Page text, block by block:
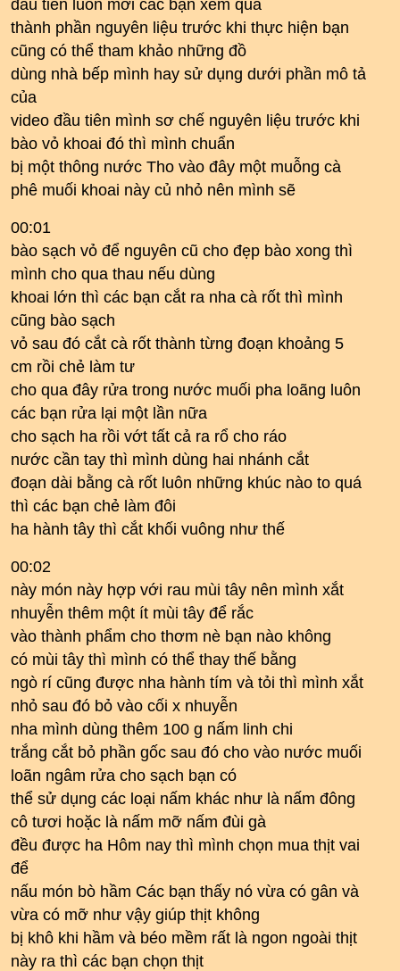
đầu tiên luôn mời các bạn xem qua
thành phần nguyên liệu trước khi thực hiện bạn
cũng có thể tham khảo những đồ
dùng nhà bếp mình hay sử dụng dưới phần mô tả
của
video đầu tiên mình sơ chế nguyên liệu trước khi
bào vỏ khoai đó thì mình chuẩn
bị một thông nước Tho vào đây một muỗng cà
phê muối khoai này củ nhỏ nên mình sẽ
00:01
bào sạch vỏ để nguyên cũ cho đẹp bào xong thì
mình cho qua thau nếu dùng
khoai lớn thì các bạn cắt ra nha cà rốt thì mình
cũng bào sạch
vỏ sau đó cắt cà rốt thành từng đoạn khoảng 5
cm rồi chẻ làm tư
cho qua đây rửa trong nước muối pha loãng luôn
các bạn rửa lại một lần nữa
cho sạch ha rồi vớt tất cả ra rổ cho ráo
nước cần tay thì mình dùng hai nhánh cắt
đoạn dài bằng cà rốt luôn những khúc nào to quá
thì các bạn chẻ làm đôi
ha hành tây thì cắt khối vuông như thế
00:02
này món này hợp với rau mùi tây nên mình xắt
nhuyễn thêm một ít mùi tây để rắc
vào thành phẩm cho thơm nè bạn nào không
có mùi tây thì mình có thể thay thế bằng
ngò rí cũng được nha hành tím và tỏi thì mình xắt
nhỏ sau đó bỏ vào cối x nhuyễn
nha mình dùng thêm 100 g nấm linh chi
trắng cắt bỏ phần gốc sau đó cho vào nước muối
loãn ngâm rửa cho sạch bạn có
thể sử dụng các loại nấm khác như là nấm đông
cô tươi hoặc là nấm mỡ nấm đùi gà
đều được ha Hôm nay thì mình chọn mua thịt vai
để
nấu món bò hầm Các bạn thấy nó vừa có gân và
vừa có mỡ như vậy giúp thịt không
bị khô khi hầm và béo mềm rất là ngon ngoài thịt
này ra thì các bạn chọn thịt